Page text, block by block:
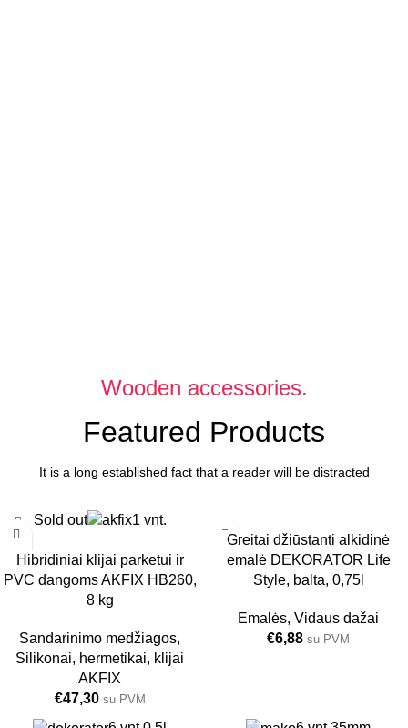
Wooden accessories.
Featured Products
It is a long established fact that a reader will be distracted
Sold out 1 vnt.
Hibridiniai klijai parketui ir
PVC dangoms AKFIX HB260,
8 kg
Sandarinimo medžiagos,
Silikonai, hermetikai, klijai
AKFIX
€47,30 su PVM
Greitai džiūstanti alkidinė
emalė DEKORATOR Life
Style, balta, 0,75l
Emalės, Vidaus dažai
€6,88 su PVM